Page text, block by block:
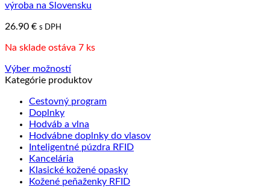
výroba na Slovensku
26.90 € s DPH
Na sklade ostáva 7 ks
Výber možností
Tento
viacero
variantov.
Možnosti
môžete
vybrať
Kategórie produktov
Cestovný program
Doplnky
Hodváb a vlna
Hodvábne doplnky do vlasov
Inteligentné púzdra RFID
Kancelária
Klasické kožené opasky
Kožené peňaženky RFID